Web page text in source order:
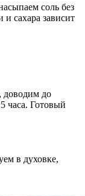
соль без
и сахара зависит
доводим до
часа. Готовый
в духовке,